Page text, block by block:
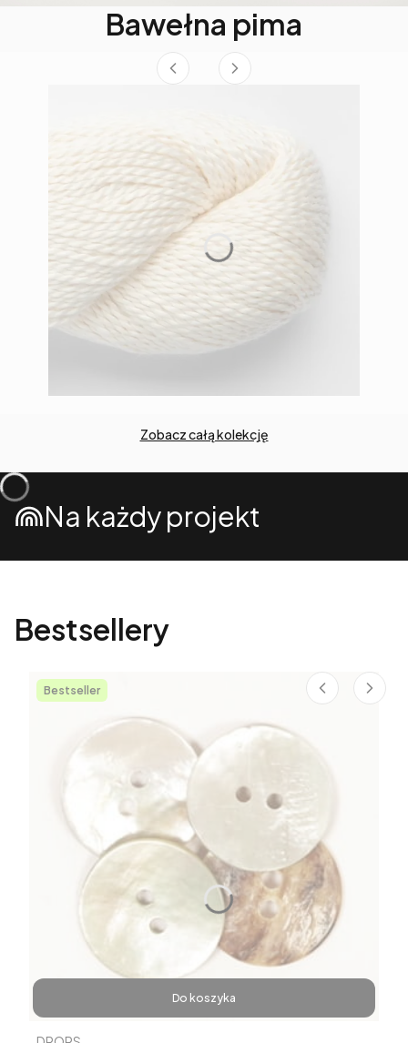
Bawełna pima
Zobacz całą kolekcję
Na każdy projekt
Bestsellery
Bestseller
Do koszyka